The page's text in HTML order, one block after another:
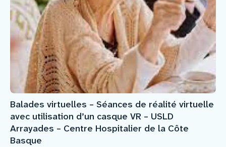
Balades virtuelles – Séances de réalité virtuelle
avec utilisation d’un casque VR – USLD
Arrayades – Centre Hospitalier de la Côte
Basque